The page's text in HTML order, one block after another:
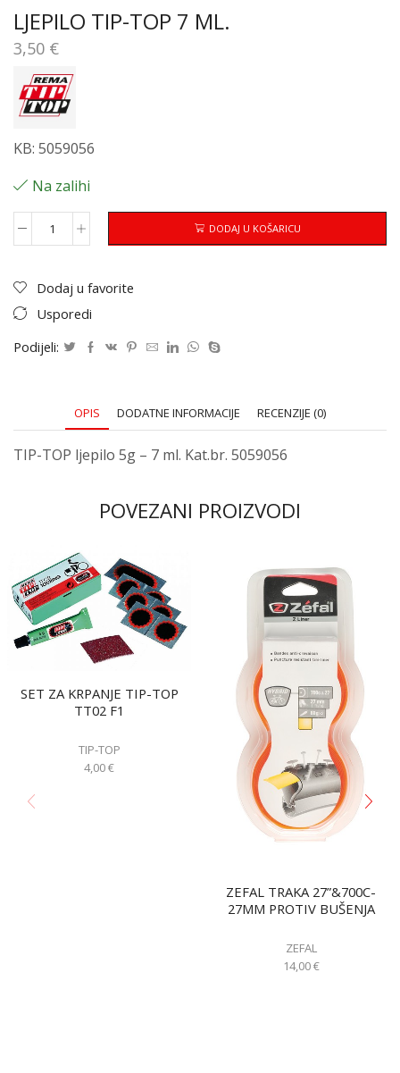
LJEPILO TIP-TOP 7 ML.
3,50 €
KB: 5059056
Na zalihi
DODAJ U KOŠARICU
Dodaj u favorite
Usporedi
Podijeli:
OPIS DODATNE INFORMACIJE RECENZIJE (0)
TIP-TOP ljepilo 5g – 7 ml. Kat.br. 5059056
POVEZANI PROIZVODI
SET ZA KRPANJE TIP-TOP
TT02 F1
TIP-TOP
4,00€
ZEFAL TRAKA 27”&700C-
27MM PROTIV BUŠENJA
ZEFAL
14,00€